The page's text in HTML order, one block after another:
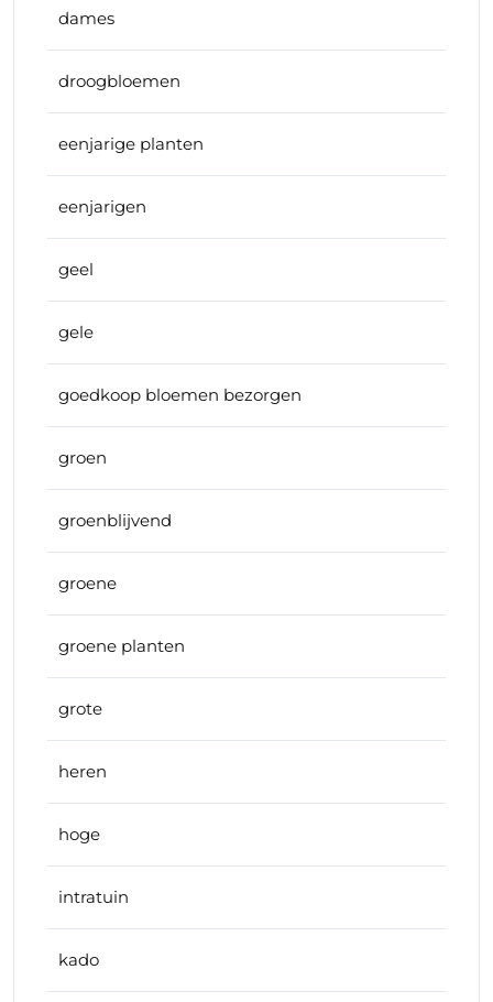
dames
droogbloemen
eenjarige planten
eenjarigen
geel
gele
goedkoop bloemen bezorgen
groen
groenblijvend
groene
groene planten
grote
heren
hoge
intratuin
kado